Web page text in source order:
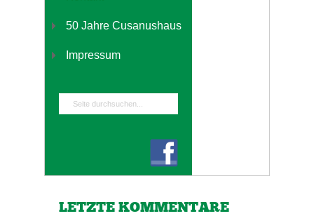
50 Jahre Cusanushaus
Impressum
LETZTE KOMMENTARE